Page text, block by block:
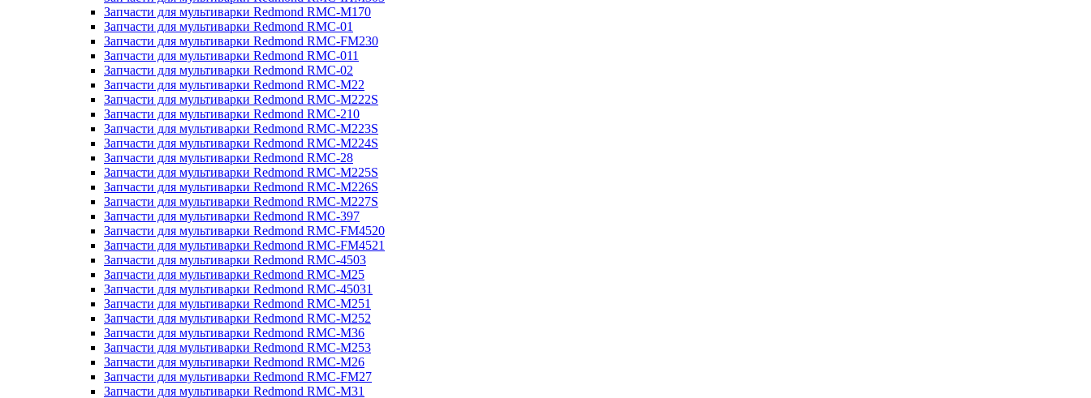
Запчасти для мультиварки Redmond RMC-M170
Запчасти для мультиварки Redmond RMC-01
Запчасти для мультиварки Redmond RMC-FM230
Запчасти для мультиварки Redmond RMC-011
Запчасти для мультиварки Redmond RMC-02
Запчасти для мультиварки Redmond RMC-M22
Запчасти для мультиварки Redmond RMC-M222S
Запчасти для мультиварки Redmond RMC-210
Запчасти для мультиварки Redmond RMC-M223S
Запчасти для мультиварки Redmond RMC-M224S
Запчасти для мультиварки Redmond RMC-28
Запчасти для мультиварки Redmond RMC-M225S
Запчасти для мультиварки Redmond RMC-M226S
Запчасти для мультиварки Redmond RMC-M227S
Запчасти для мультиварки Redmond RMC-397
Запчасти для мультиварки Redmond RMC-FM4520
Запчасти для мультиварки Redmond RMC-FM4521
Запчасти для мультиварки Redmond RMC-4503
Запчасти для мультиварки Redmond RMC-M25
Запчасти для мультиварки Redmond RMC-45031
Запчасти для мультиварки Redmond RMC-M251
Запчасти для мультиварки Redmond RMC-M252
Запчасти для мультиварки Redmond RMC-M36
Запчасти для мультиварки Redmond RMC-M253
Запчасти для мультиварки Redmond RMC-M26
Запчасти для мультиварки Redmond RMC-FM27
Запчасти для мультиварки Redmond RMC-M31